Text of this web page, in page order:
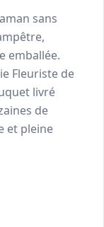
sans
emballée.
Fleuriste de
livré
de
et pleine